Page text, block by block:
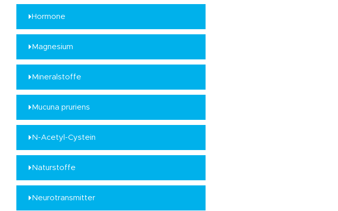
Hormone
Magnesium
Mineralstoffe
Mucuna pruriens
N-Acetyl-Cystein
Naturstoffe
Neurotransmitter